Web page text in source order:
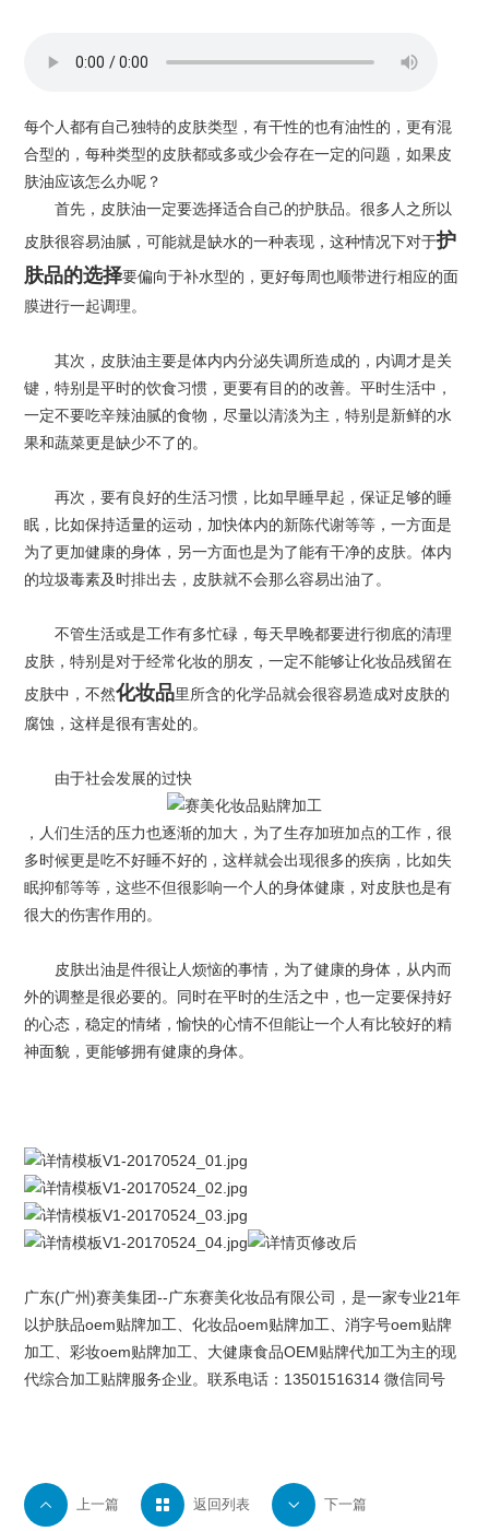
 上一篇  返回列表  下一篇
每个人都有自己独特的皮肤类型，有干性的也有油性的，更有混
合型的，每种类型的皮肤都或多或少会存在一定的问题，如果皮
肤油应该怎么办呢？
首先，皮肤油一定要选择适合自己的护肤品。很多人之所以
皮肤很容易油腻，可能就是缺水的一种表现，这种情况下对于护
肤品的选择要偏向于补水型的，更好每周也顺带进行相应的面
膜进行一起调理。
其次，皮肤油主要是体内内分泌失调所造成的，内调才是关
键，特别是平时的饮食习惯，更要有目的的改善。平时生活中，
一定不要吃辛辣油腻的食物，尽量以清淡为主，特别是新鲜的水
果和蔬菜更是缺少不了的。
再次，要有良好的生活习惯，比如早睡早起，保证足够的睡
眠，比如保持适量的运动，加快体内的新陈代谢等等，一方面是
为了更加健康的身体，另一方面也是为了能有干净的皮肤。体内
的垃圾毒素及时排出去，皮肤就不会那么容易出油了。
不管生活或是工作有多忙碌，每天早晚都要进行彻底的清理
皮肤，特别是对于经常化妆的朋友，一定不能够让化妆品残留在
皮肤中，不然化妆品里所含的化学品就会很容易造成对皮肤的
腐蚀，这样是很有害处的。
由于社会发展的过快
，人们生活的压力也逐渐的加大，为了生存加班加点的工作，很
多时候更是吃不好睡不好的，这样就会出现很多的疾病，比如失
眠抑郁等等，这些不但很影响一个人的身体健康，对皮肤也是有
很大的伤害作用的。
皮肤出油是件很让人烦恼的事情，为了健康的身体，从内而
外的调整是很必要的。同时在平时的生活之中，也一定要保持好
的心态，稳定的情绪，愉快的心情不但能让一个人有比较好的精
神面貌，更能够拥有健康的身体。
广东(广州)赛美集团--广东赛美化妆品有限公司 ，是一家专业21年
以护肤品oem贴牌加工、化妆品oem贴牌加工、消字号oem贴牌
加工、彩妆oem贴牌加工、大健康食品OEM贴牌代加工为主的现
代综合加工贴牌服务企业。联系电话：13501516314 微信同号